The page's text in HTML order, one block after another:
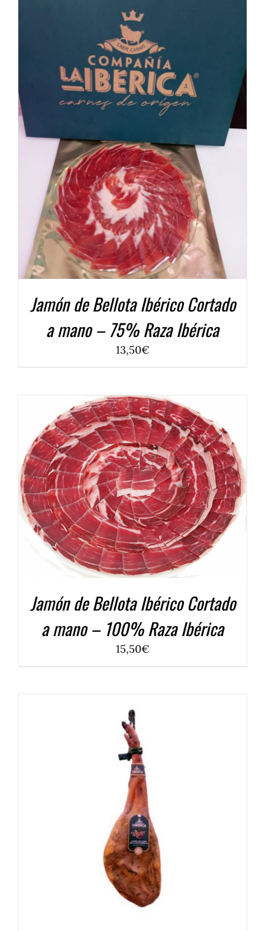
Jamón de Bellota Ibérico Cortado
a mano – 75% Raza Ibérica
13,50€
COMPRAR / DETALLES
Jamón de Bellota Ibérico Cortado
a mano – 100% Raza Ibérica
15,50€
/ DETALLES